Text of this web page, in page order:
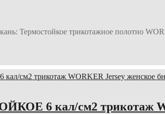
Термостойкое трикотажное полотно
6 кал/см2 трикотаж